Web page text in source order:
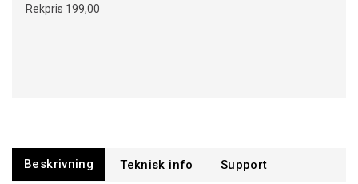
Rekpris 199,00
Beskrivning Support